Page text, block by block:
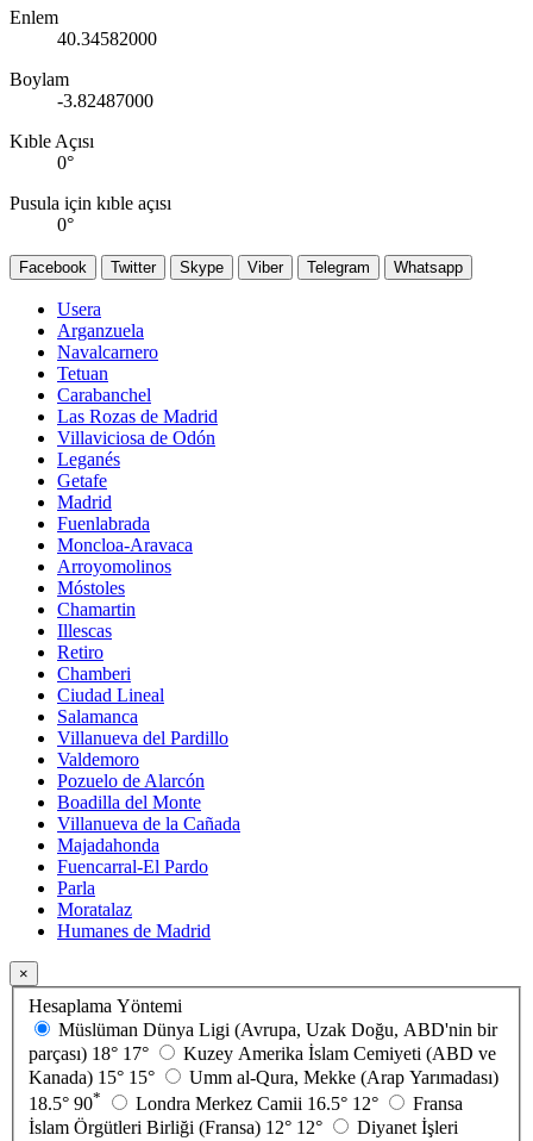
Enlem
40.34582000
Boylam
-3.82487000
Kıble Açısı
0°
Pusula için kıble açısı
0°
Facebook Twitter Skype Viber Telegram Whatsapp
Usera
Arganzuela
Navalcarnero
Tetuan
Carabanchel
Las Rozas de Madrid
Villaviciosa de Odón
Leganés
Getafe
Madrid
Fuenlabrada
Moncloa-Aravaca
Arroyomolinos
Móstoles
Chamartin
Illescas
Retiro
Chamberi
Ciudad Lineal
Salamanca
Villanueva del Pardillo
Valdemoro
Pozuelo de Alarcón
Boadilla del Monte
Villanueva de la Cañada
Majadahonda
Fuencarral-El Pardo
Parla
Moratalaz
Humanes de Madrid
×
Hesaplama Yöntemi
Müslüman Dünya Ligi (Avrupa, Uzak Doğu, ABD'nin bir
parçası) 18° 17°
Kuzey Amerika İslam Cemiyeti (ABD ve
Kanada) 15° 15°
Umm al-Qura, Mekke (Arap Yarımadası)
18.5° 90* Londra Merkez Camii 16.5° 12°
Fransa
İslam Örgütleri Birliği (Fransa) 12° 12°
Diyanet İşleri